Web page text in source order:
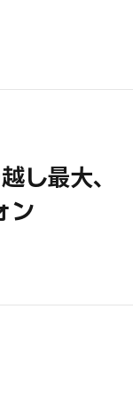
し最大、
ン